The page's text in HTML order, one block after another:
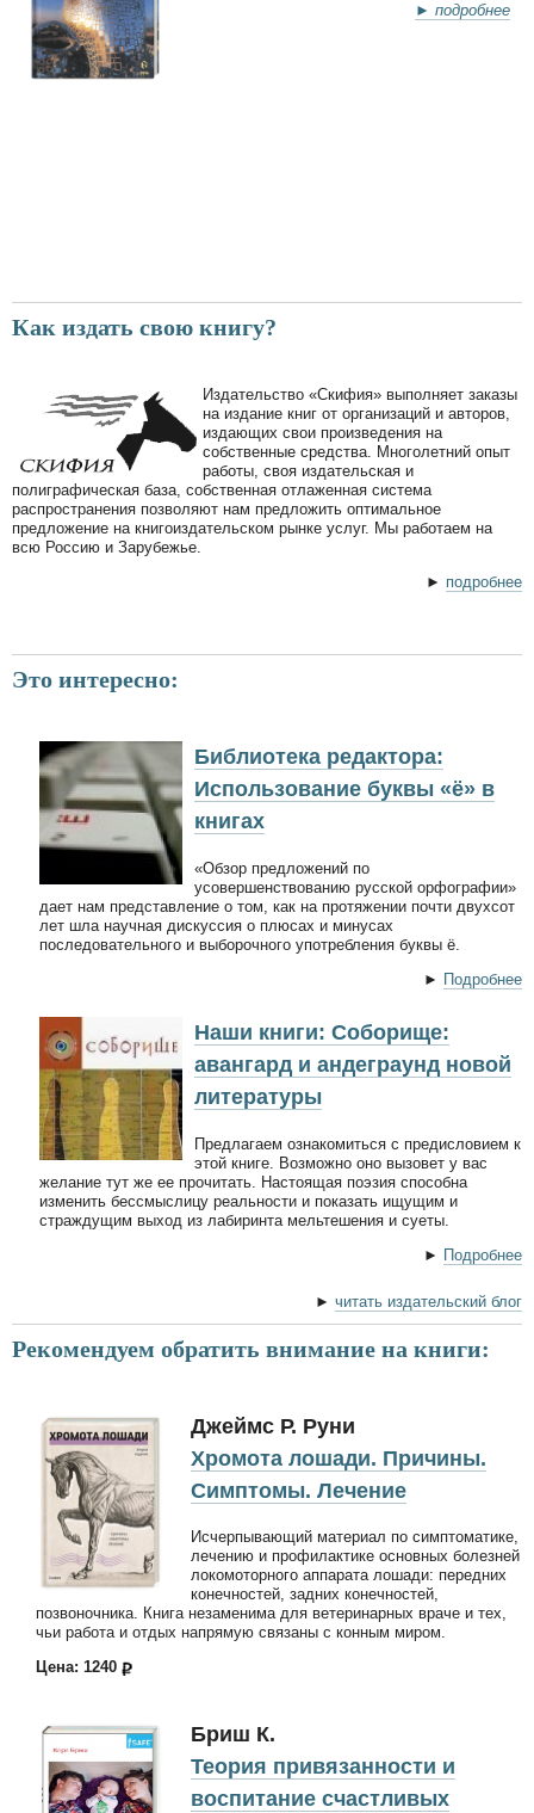
► подробнее
Как издать свою книгу?
Издательство «Скифия» выполняет заказы
на издание книг от организаций и авторов,
издающих свои произведения на
собственные средства. Многолетний опыт
работы, своя издательская и
полиграфическая база, собственная отлаженная система
распространения позволяют нам предложить оптимальное
предложение на книгоиздательском рынке услуг. Мы работаем на
всю Россию и Зарубежье.
► подробнее
Это интересно:
Библиотека редактора:
Использование буквы «ё» в
книгах
«Обзор предложений по
усовершенствованию русской орфографии»
дает нам представление о том, как на протяжении почти двухсот
лет шла научная дискуссия о плюсах и минусах
последовательного и выборочного употребления буквы ё.
► Подробнее
Наши книги: Соборище:
авангард и андеграунд новой
литературы
Предлагаем ознакомиться с предисловием к
этой книге. Возможно оно вызовет у вас
желание тут же ее прочитать. Настоящая поэзия способна
изменить бессмыслицу реальности и показать ищущим и
страждущим выход из лабиринта мельтешения и суеты.
► Подробнее
► читать издательский блог
Рекомендуем обратить внимание на книги:
Джеймс Р. Руни
Хромота лошади. Причины.
Симптомы. Лечение
Исчерпывающий материал по симптоматике,
лечению и профилактике основных болезней
локомоторного аппарата лошади: передних
конечностей, задних конечностей,
позвоночника. Книга незаменима для ветеринарных враче и тех,
чьи работа и отдых напрямую связаны с конным миром.
Цена: 1240
Бриш К.
Теория привязанности и
воспитание счастливых